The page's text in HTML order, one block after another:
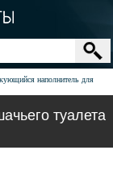
наполнитель для
туалета